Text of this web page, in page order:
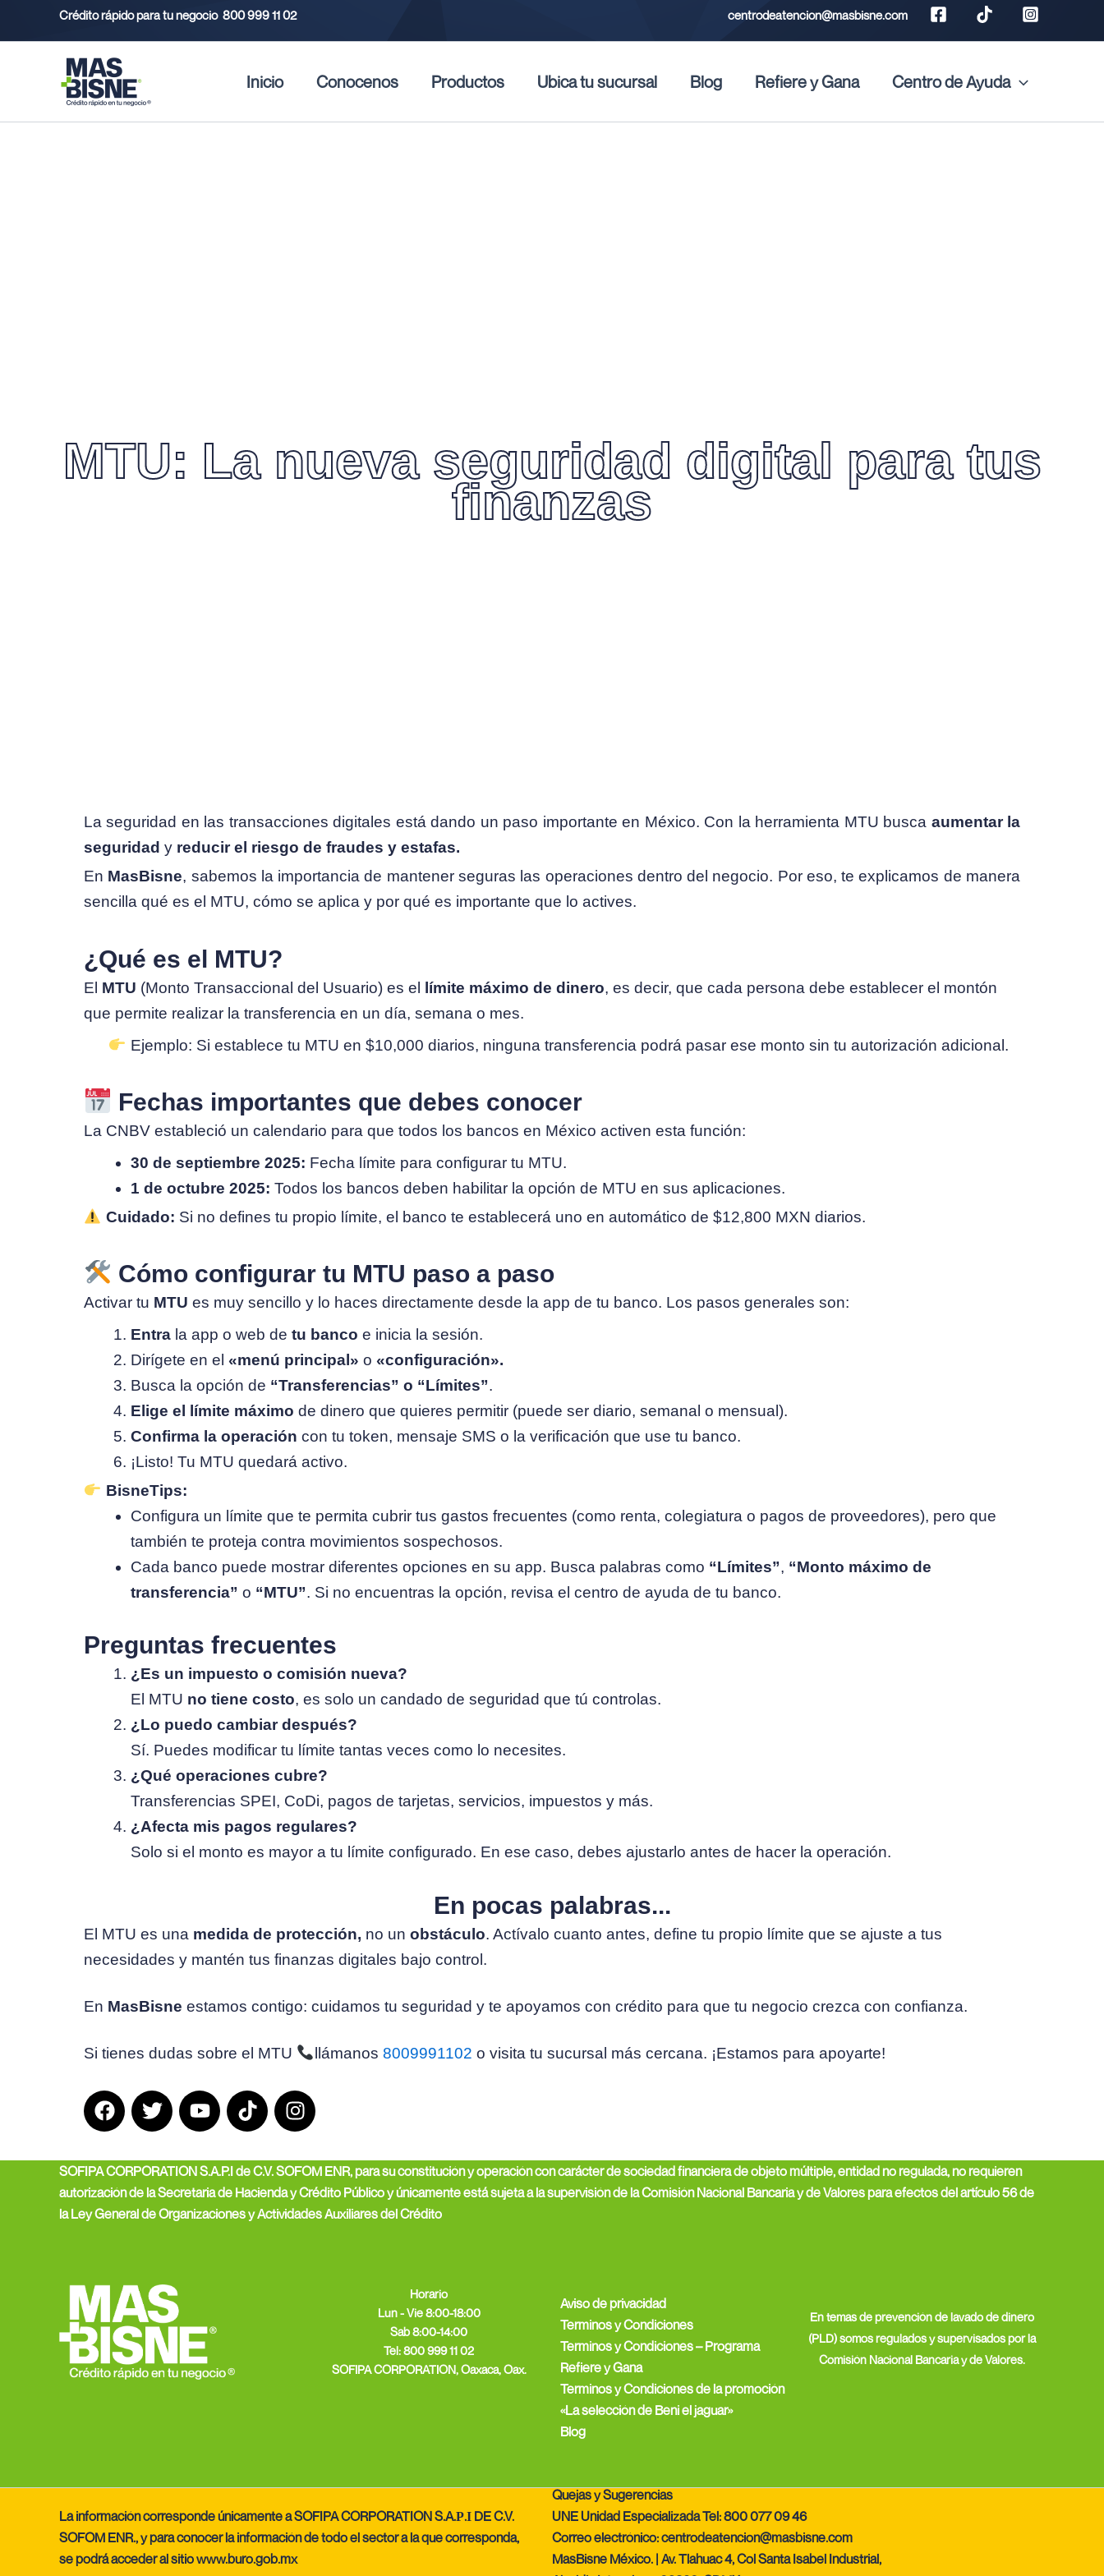
Crédito rápido para tu negocio 800 999 11 02 centrodeatencion@masbisne.com
Inicio Conocenos Productos Ubica tu sucursal Blog Refiere y Gana Centro de Ayuda
MTU: La nueva seguridad digital para tus
finanzas
La seguridad en las transacciones digitales está dando un paso importante en México. Con la herramienta MTU busca aumentar la
seguridad y reducir el riesgo de fraudes y estafas.
En MasBisne, sabemos la importancia de mantener seguras las operaciones dentro del negocio. Por eso, te explicamos de manera
sencilla qué es el MTU, cómo se aplica y por qué es importante que lo actives.
¿Qué es el MTU?
El MTU (Monto Transaccional del Usuario) es el límite máximo de dinero, es decir, que cada persona debe establecer el montón
que permite realizar la transferencia en un día, semana o mes.
Ejemplo: Si establece tu MTU en $10,000 diarios, ninguna transferencia podrá pasar ese monto sin tu autorización adicional.
Fechas importantes que debes conocer
La CNBV estableció un calendario para que todos los bancos en México activen esta función:
30 de septiembre 2025: Fecha límite para configurar tu MTU.
1 de octubre 2025: Todos los bancos deben habilitar la opción de MTU en sus aplicaciones.
Cuidado: Si no defines tu propio límite, el banco te establecerá uno en automático de $12,800 MXN diarios.
Cómo configurar tu MTU paso a paso
Activar tu MTU es muy sencillo y lo haces directamente desde la app de tu banco. Los pasos generales son:
Entra la app o web de tu banco e inicia la sesión.
Dirígete en el «menú principal» o «configuración».
Busca la opción de “Transferencias” o “Límites”.
Elige el límite máximo de dinero que quieres permitir (puede ser diario, semanal o mensual).
Confirma la operación con tu token, mensaje SMS o la verificación que use tu banco.
¡Listo! Tu MTU quedará activo.
BisneTips:
Configura un límite que te permita cubrir tus gastos frecuentes (como renta, colegiatura o pagos de proveedores), pero que
también te proteja contra movimientos sospechosos.
Cada banco puede mostrar diferentes opciones en su app. Busca palabras como “Límites”, “Monto máximo de
transferencia” o “MTU”. Si no encuentras la opción, revisa el centro de ayuda de tu banco.
Preguntas frecuentes
¿Es un impuesto o comisión nueva?
El MTU no tiene costo, es solo un candado de seguridad que tú controlas.
¿Lo puedo cambiar después?
Sí. Puedes modificar tu límite tantas veces como lo necesites.
¿Qué operaciones cubre?
Transferencias SPEI, CoDi, pagos de tarjetas, servicios, impuestos y más.
¿Afecta mis pagos regulares?
Solo si el monto es mayor a tu límite configurado. En ese caso, debes ajustarlo antes de hacer la operación.
En pocas palabras...
El MTU es una medida de protección, no un obstáculo. Actívalo cuanto antes, define tu propio límite que se ajuste a tus
necesidades y mantén tus finanzas digitales bajo control.
En MasBisne estamos contigo: cuidamos tu seguridad y te apoyamos con crédito para que tu negocio crezca con confianza.
Si tienes dudas sobre el MTU llámanos 8009991102 o visita tu sucursal más cercana. ¡Estamos para apoyarte!
F
a
e
b
o
o
T
w
t
t
e
r
Y
o
t
u
b
e
T
i
t
o
k
I
n
t
a
g
r
SOFIPA CORPORATION S.A.P.I de C.V. SOFOM ENR, para su constitución y operación con carácter de sociedad financiera de objeto múltiple, entidad no regulada, no requieren
autorización de la Secretaria de Hacienda y Crédito Público y únicamente está sujeta a la supervisión de la Comisión Nacional Bancaria y de Valores para efectos del artículo 56 de
la Ley General de Organizaciones y Actividades Auxiliares del Crédito
Horario
Lun - Vie 8:00-18:00
Sab 8:00-14:00
Tel:800 999 11 02
SOFIPA CORPORATION, Oaxaca, Oax.
Aviso de privacidad
Terminos y Condiciones
Terminos y Condiciones – Programa
Refiere y Gana
Terminos y Condiciones de la promoción
«La selección de Beni el jaguar»
Blog
En temas de prevención de lavado de dinero
(PLD) somos regulados y supervisados por la
Comisión Nacional Bancaria y de Valores.
La información corresponde únicamente a SOFIPA CORPORATION S.A.Ρ.Ι DE C.V.
SOFOM ENR., y para conocer la información de todo el sector a la que corresponda,
se podrá acceder al sitiowww.buro.gob.mx
Quejas y Sugerencias
UNE Unidad Especializada Tel: 800 077 09 46
Correo electrónico: centrodeatencion@masbisne.com
MasBisne México. | Av. Tlahuac 4, Col Santa Isabel Industrial,